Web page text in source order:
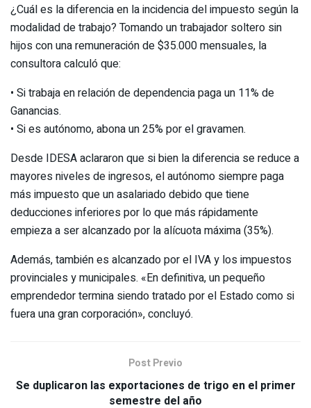
¿Cuál es la diferencia en la incidencia del impuesto según la
modalidad de trabajo? Tomando un trabajador soltero sin
hijos con una remuneración de $35.000 mensuales, la
consultora calculó que:
• Si trabaja en relación de dependencia paga un 11% de
Ganancias.
• Si es autónomo, abona un 25% por el gravamen.
Desde IDESA aclararon que si bien la diferencia se reduce a
mayores niveles de ingresos, el autónomo siempre paga
más impuesto que un asalariado debido que tiene
deducciones inferiores por lo que más rápidamente
empieza a ser alcanzado por la alícuota máxima (35%).
Además, también es alcanzado por el IVA y los impuestos
provinciales y municipales. «En definitiva, un pequeño
emprendedor termina siendo tratado por el Estado como si
fuera una gran corporación», concluyó.
Post Previo
Se duplicaron las exportaciones de trigo en el primer
semestre del año